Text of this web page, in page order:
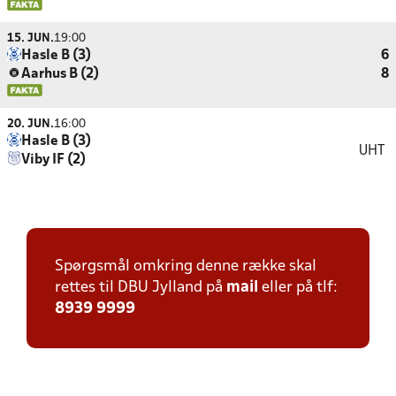
15. JUN.19:00
Hasle B (3)
6
Aarhus B (2)
8
20. JUN.16:00
Hasle B (3)
Viby IF (2)
UHT
Spørgsmål omkring denne række skal
rettes til DBU Jylland på mail eller på tlf:
8939 9999